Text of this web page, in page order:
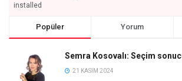
installed
Popüler Yorum
Semra Kosovalı: Seçim
21 KASIM 2024